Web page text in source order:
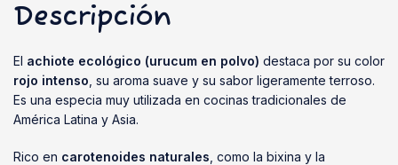
Descripción
El achiote ecológico (urucum en polvo) destaca por su color
rojo intenso , su aroma suave y su sabor ligeramente terroso.
Es una especia muy utilizada en cocinas tradicionales de
América Latina y Asia.
Rico en carotenoides naturales , como la bixina y la